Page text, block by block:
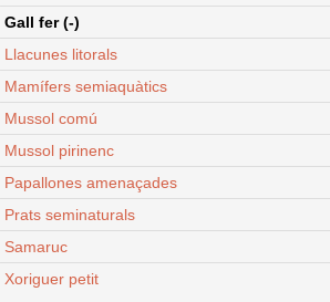
Gall fer (-)
Llacunes litorals
Mamífers semiaquàtics
Mussol comú
Mussol pirinenc
Papallones amenaçades
Prats seminaturals
Samaruc
Xoriguer petit